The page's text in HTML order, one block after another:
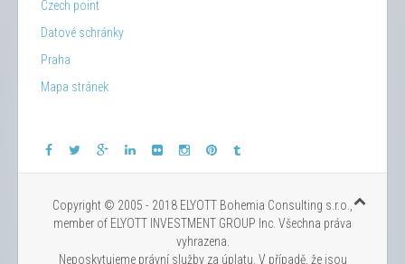
Czech point
Datové schránky
Praha
Mapa stránek
Copyright © 2005 - 2018 ELYOTT Bohemia Consulting s.r.o.,
member of ELYOTT INVESTMENT GROUP Inc. Všechna práva
vyhrazena.
Neposkytujeme právní služby za úplatu. V případě, že jsou